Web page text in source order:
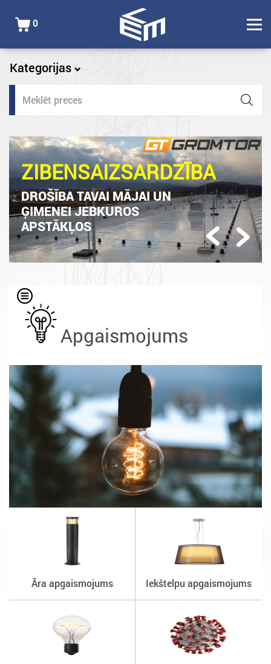
0
Kategorijas
Products
search
ZIBENSAIZSARDZĪBA
DROŠĪBA TAVAI MĀJAI UN
ĢIMENEI JEBKUROS
APSTĀKĻOS
PreviousNext
Apgaismojums
Āra apgaismojums Iekštelpu apgaismojums